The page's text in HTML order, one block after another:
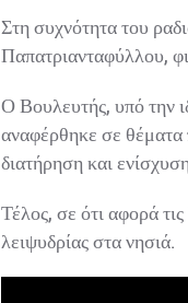
Στη συχνότητα του
Παπατριανταφύλλου,
Ο Βουλευτής, υπό την
αναφέρθηκε σε θέματα
διατήρηση και
Τέλος, σε ότι αφορά
λειψυδρίας στα νησιά.